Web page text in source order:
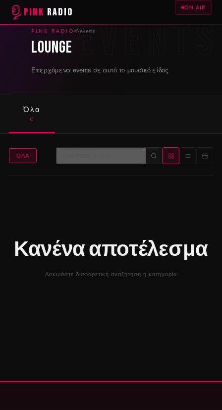
PINK RADIO ON AIR
PINK RADIO 0 events
Lounge
Επερχόμενα events σε αυτό το μουσικό είδος
Όλα
0
ΌΛΑ
Κανένα αποτέλεσμα
Δοκιμάστε διαφορετική αναζήτηση ή κατηγορία